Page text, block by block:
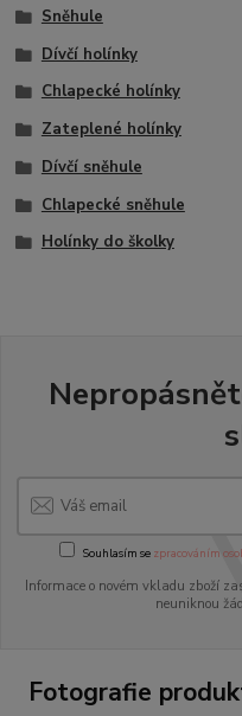
Sněhule
Dívčí holínky
Chlapecké holínky
Zateplené holínky
Dívčí sněhule
Chlapecké sněhule
Holínky do školky
Souhlasím se zpracováním
Informace o novém vkladu zboží
neuniknou
Fotografie